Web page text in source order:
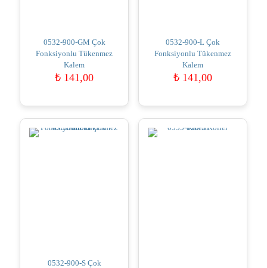
0532-900-GM Çok
Fonksiyonlu Tükenmez
Kalem
₺ 141,00
0532-900-L Çok
Fonksiyonlu Tükenmez
Kalem
₺141,00
0532-900-S Çok